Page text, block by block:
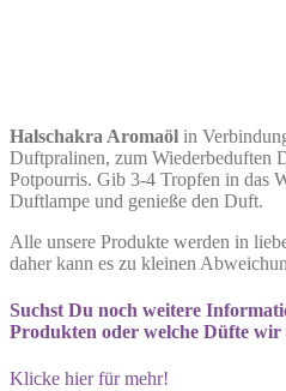
Halschakra Aromaöl in
Duftpralinen, zum Wiederbeduften
Potpourris. Gib 3-4 Tropfen in das
Duftlampe und genieße den Duft.
Alle unsere Produkte werden in
daher kann es zu kleinen
Suchst Du noch weitere
Produkten oder welche Düfte wir
Klicke hier für mehr!